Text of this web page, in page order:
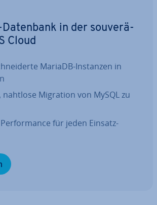
Datenbank in der sou­ve­rä­
Cloud
MariaDB-Instanzen in
nahtlose Migration von MySQL zu
für jeden Ein­satz­